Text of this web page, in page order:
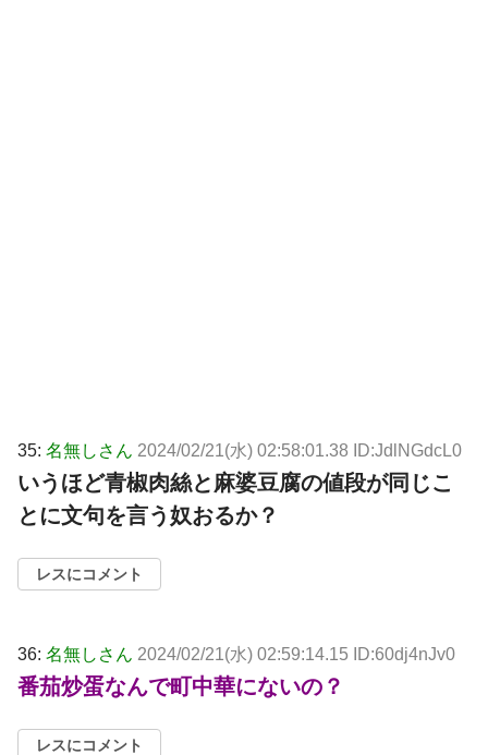
35: 名無しさん 2024/02/21(水) 02:58:01.38 ID:JdlNGdcL0
いうほど青椒肉絲と麻婆豆腐の値段が同じこ
とに文句を言う奴おるか？
レスにコメント
36: 名無しさん 2024/02/21(水) 02:59:14.15 ID:60dj4nJv0
番茄炒蛋なんで町中華にないの？
レスにコメント